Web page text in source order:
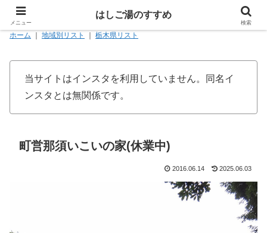
ホーム 地域別リスト 栃木県リスト
当サイトはインスタを利用していません。同名イ
ンスタとは無関係です。
町営那須いこいの家(休業中)
2016.06.14 2025.06.03
メニュー
はしご湯のすすめ
検索